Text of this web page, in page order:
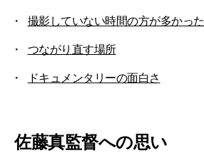
撮影していない時間の方が多かった
つながり直す場所
ドキュメンタリーの面白さ
佐藤真監督への思い